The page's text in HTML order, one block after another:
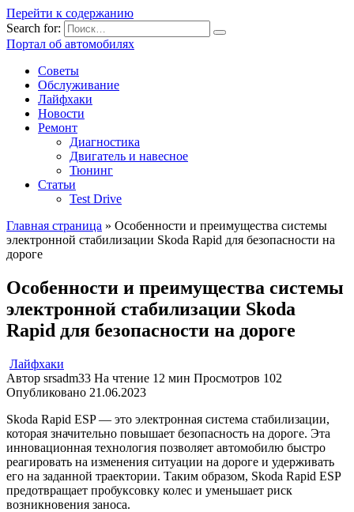
Перейти к содержанию
Search for:
Портал об автомобилях
Советы
Обслуживание
Лайфхаки
Новости
Ремонт
Диагностика
Двигатель и навесное
Тюнинг
Статьи
Test Drive
Главная страница » Особенности и преимущества системы
электронной стабилизации Skoda Rapid для безопасности на
дороге
Особенности и преимущества системы
электронной стабилизации Skoda
Rapid для безопасности на дороге
Лайфхаки
Автор srsadm33 На чтение 12 мин Просмотров 102
Опубликовано 21.06.2023
Skoda Rapid ESP — это электронная система стабилизации,
которая значительно повышает безопасность на дороге. Эта
инновационная технология позволяет автомобилю быстро
реагировать на изменения ситуации на дороге и удерживать
его на заданной траектории. Таким образом, Skoda Rapid ESP
предотвращает пробуксовку колес и уменьшает риск
возникновения заноса.